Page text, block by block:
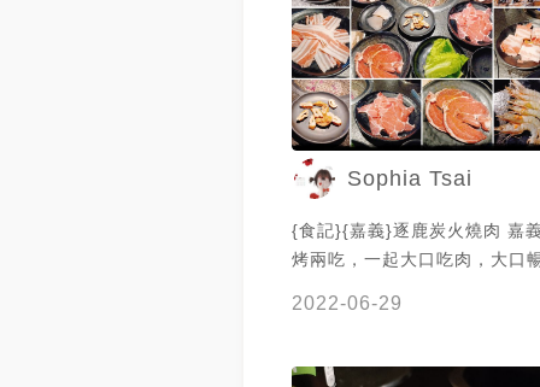
Sophia Tsai
{食記}{嘉義}逐鹿炭火燒肉 嘉
烤兩吃，一起大口吃肉，大口
11:00~15:30、17:00~22:30
2022-06-29